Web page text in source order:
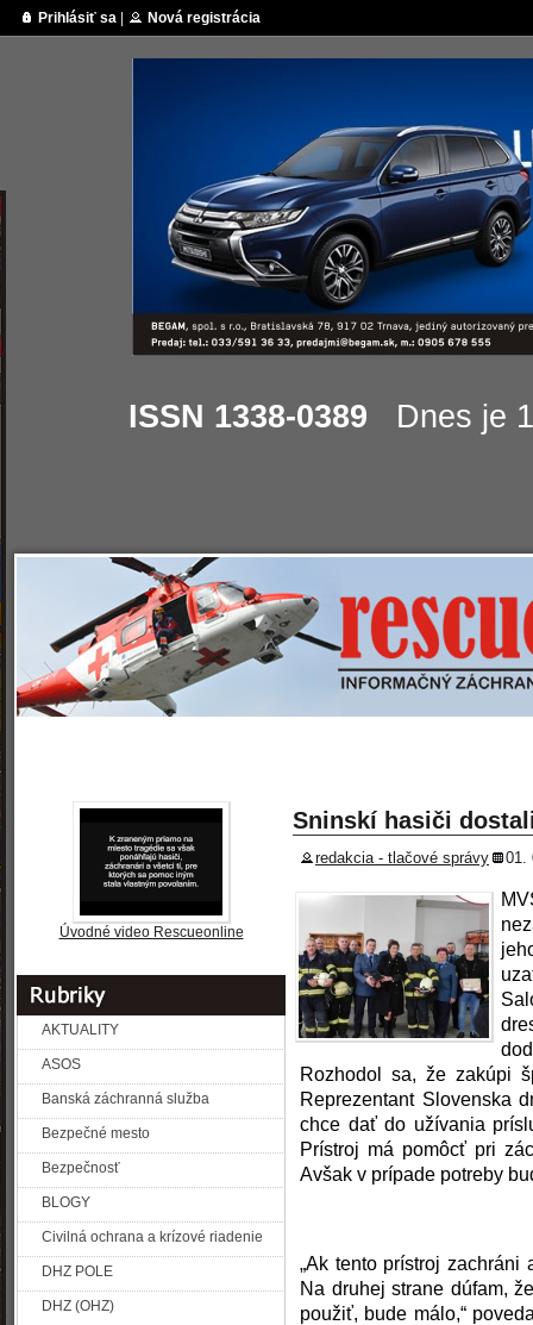
Prihlásiť sa Nová registrácia
ISSN 1338-0389 Dnes je
Úvodné video Rescueonline
AKTUALITY
ASOS
Banská záchranná služba
Bezpečné mesto
Bezpečnosť
BLOGY
Civilná ochrana a krízové riadenie
DHZ POLE
DHZ (OHZ)
Sninskí hasiči
redakcia - tlačové správy 01.
Rozhodol sa, že zakúpi
Reprezentant Slovenska
chce dať do užívania
Prístroj má pomôcť pri
Avšak v prípade potreby
„Ak tento prístroj
Na druhej strane dúfam,
použiť, bude málo,“